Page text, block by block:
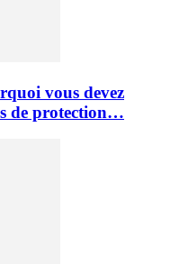
vous devez
de protection…